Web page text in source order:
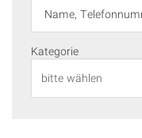
Kategorie